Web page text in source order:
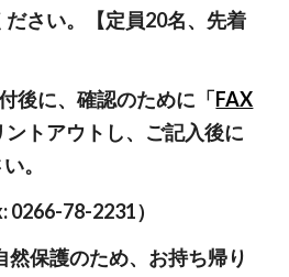
さい。【定員20名、先着
後に、確認のために「FAX
ントアウトし、ご記入後に
。
0266-78-2231）
然保護のため、お持ち帰り